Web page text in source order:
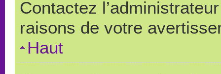
Contactez
raisons de votre
Haut